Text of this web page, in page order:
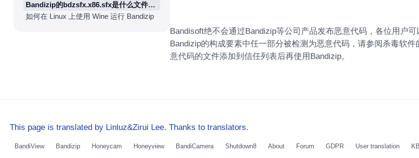
Bandizip的bdzsfx.x86.sfx是什么文件？为什么被检测为恶意代码？
如何在 Linux 上使用 Wine 运行 Bandizip
Bandisoft绝不会通过Bandizip等公司产品发布恶意代码，各位用户
Bandizip的构成要素中任一部分被检测为恶意代码，请参阅杀毒软
意代码的文件添加到信任列表后再使用Bandizip。
This page is translated by Linluz&Zirui Lee. Thanks to translators.
BandiView Bandizip Honeycam Honeyview BandiCamera Shutdown8 About Forum GDPR User translation KB